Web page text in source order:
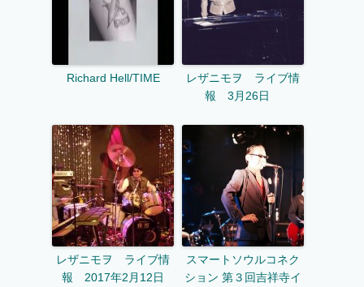
Richard Hell/TIME
レザニモヲ ライブ情
報 3月26日
レザニモヲ ライブ情
報 2017年2月12日
スマートソウルコネク
ション 第３回吉祥寺イ